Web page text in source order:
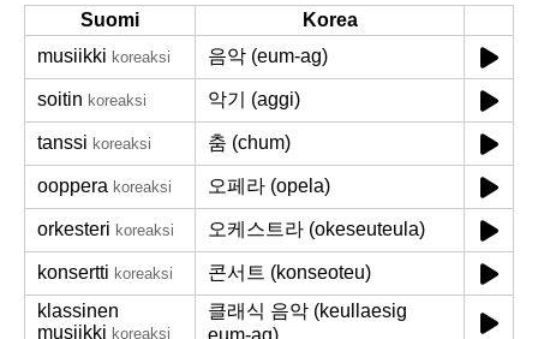
Suomi
Korea
musiikki koreaksi 음악 (eum-ag)
soitin koreaksi 악기 (aggi)
tanssi koreaksi 춤 (chum)
ooppera koreaksi 오페라 (opela)
orkesteri koreaksi 오케스트라 (okeseuteula)
konsertti koreaksi
콘서트 (konseoteu)
klassinen
musiikki koreaksi
클래식 음악 (keullaesig
eum-ag)